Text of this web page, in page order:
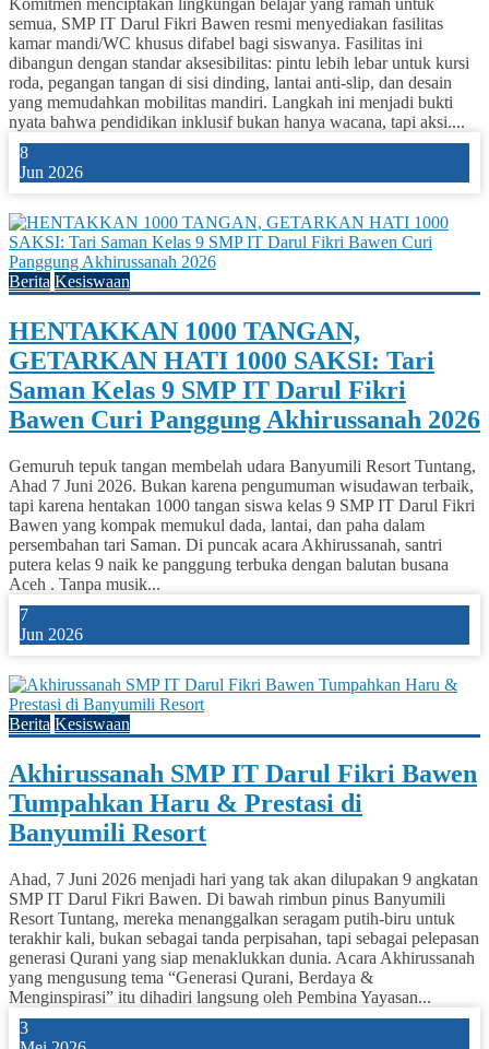
Komitmen menciptakan lingkungan belajar yang ramah untuk
semua, SMP IT Darul Fikri Bawen resmi menyediakan fasilitas
kamar mandi/WC khusus difabel bagi siswanya. Fasilitas ini
dibangun dengan standar aksesibilitas: pintu lebih lebar untuk kursi
roda, pegangan tangan di sisi dinding, lantai anti-slip, dan desain
yang memudahkan mobilitas mandiri. Langkah ini menjadi bukti
nyata bahwa pendidikan inklusif bukan hanya wacana, tapi aksi....
8
Jun 2026
Berita Kesiswaan
HENTAKKAN 1000 TANGAN,
GETARKAN HATI 1000 SAKSI: Tari
Saman Kelas 9 SMP IT Darul Fikri
Bawen Curi Panggung Akhirussanah 2026
Gemuruh tepuk tangan membelah udara Banyumili Resort Tuntang,
Ahad 7 Juni 2026. Bukan karena pengumuman wisudawan terbaik,
tapi karena hentakan 1000 tangan siswa kelas 9 SMP IT Darul Fikri
Bawen yang kompak memukul dada, lantai, dan paha dalam
persembahan tari Saman. Di puncak acara Akhirussanah, santri
putera kelas 9 naik ke panggung terbuka dengan balutan busana
Aceh . Tanpa musik...
7
Jun 2026
Berita Kesiswaan
Akhirussanah SMP IT Darul Fikri Bawen
Tumpahkan Haru & Prestasi di
Banyumili Resort
Ahad, 7 Juni 2026 menjadi hari yang tak akan dilupakan 9 angkatan
SMP IT Darul Fikri Bawen. Di bawah rimbun pinus Banyumili
Resort Tuntang, mereka menanggalkan seragam putih-biru untuk
terakhir kali, bukan sebagai tanda perpisahan, tapi sebagai pelepasan
generasi Qurani yang siap menaklukkan dunia. Acara Akhirussanah
yang mengusung tema “Generasi Qurani, Berdaya &
Menginspirasi” itu dihadiri langsung oleh Pembina Yayasan...
3